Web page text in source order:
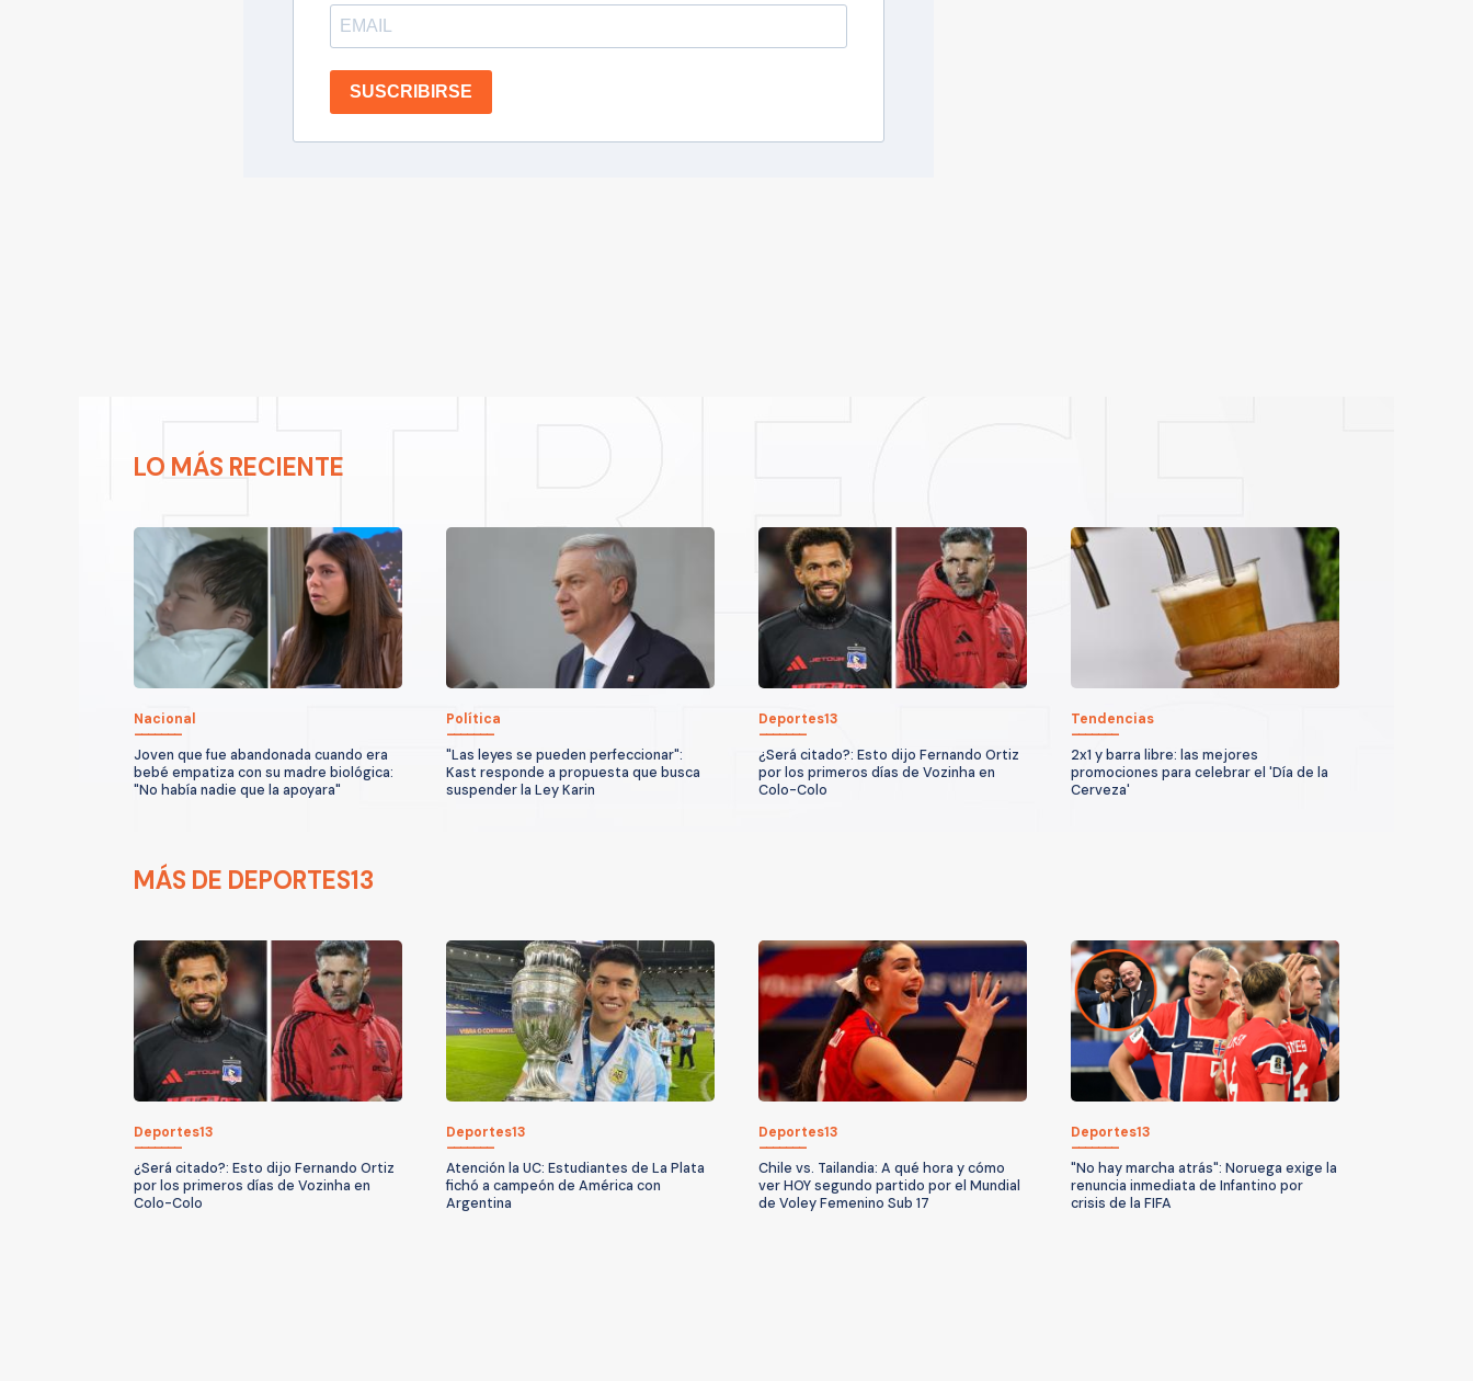
SUSCRIBIRSE
LO MÁS RECIENTE
Nacional
Joven que fue abandonada cuando era
bebé empatiza con su madre biológica:
"No había nadie que la apoyara"
Política
"Las leyes se pueden perfeccionar":
Kast responde a propuesta que busca
suspender la Ley Karin
Deportes13
¿Será citado?: Esto dijo Fernando Ortiz
por los primeros días de Vozinha en
Colo-Colo
Tendencias
2x1 y barra libre: las mejores
promociones para celebrar el 'Día de la
Cerveza'
MÁS DE DEPORTES13
Deportes13
¿Será citado?: Esto dijo Fernando Ortiz
por los primeros días de Vozinha en
Colo-Colo
Deportes13
Atención la UC: Estudiantes de La Plata
fichó a campeón de América con
Argentina
Deportes13
Chile vs. Tailandia: A qué hora y cómo
ver HOY segundo partido por el Mundial
de Voley Femenino Sub 17
Deportes13
"No hay marcha atrás": Noruega exige la
renuncia inmediata de Infantino por
crisis de la FIFA